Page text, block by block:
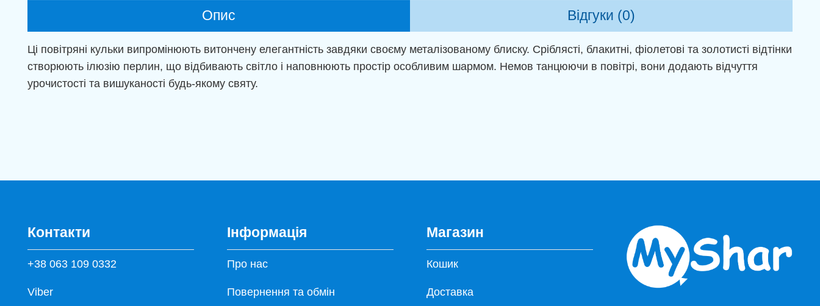
Опис Відгуки (0)
Ці повітряні кульки випромінюють витончену елегантність завдяки своєму металізованому блиску. Сріблясті, блакитні, фіолетові та золотисті відтінки
створюють ілюзію перлин, що відбивають світло і наповнюють простір особливим шармом. Немов танцюючи в повітрі, вони додають відчуття
урочистості та вишуканості будь-якому святу.
Контакти
+38 063 109 0332
Viber
Інформація
Про нас
Повернення та обмін
Магазин
Кошик
Доставка